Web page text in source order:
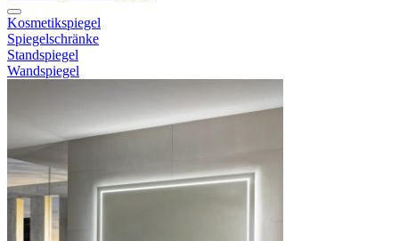
Kosmetikspiegel
Spiegelschränke
Standspiegel
Wandspiegel